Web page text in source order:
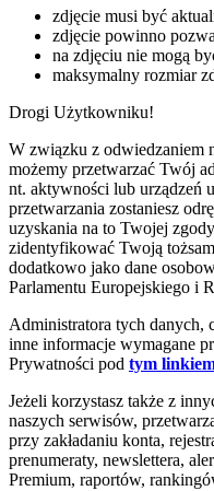
zdjęcie musi być
zdjęcie powinno
na zdjęciu nie mogą
maksymalny rozmiar
Drogi Użytkowniku!
W związku z odwiedzaniem
możemy przetwarzać Twój
nt. aktywności lub urządzeń
przetwarzania zostaniesz
uzyskania na to Twojej
zidentyfikować Twoją
dodatkowo jako dane
Parlamentu Europejskiego i
Administratora tych danych,
inne informacje wymagane
Prywatności pod tym
Jeżeli korzystasz także z
naszych serwisów,
przy zakładaniu konta,
prenumeraty, newslettera,
Premium, raportów,